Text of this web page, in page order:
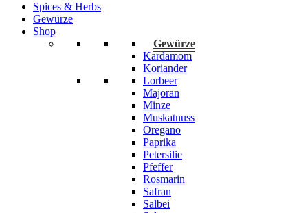
Spices & Herbs
Gewürze
Shop
Gewürze
Kardamom
Koriander
Lorbeer
Majoran
Minze
Muskatnuss
Oregano
Paprika
Petersilie
Pfeffer
Rosmarin
Safran
Salbei